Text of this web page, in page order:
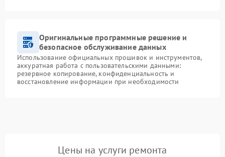
Оригинальные программные решение и
безопасное обслуживание данных
Использование официальных прошивок и инструментов,
аккуратная работа с пользовательскими данными:
резервное копирование, конфиденциальность и
восстановление информации при необходимости
Цены на услуги ремонта